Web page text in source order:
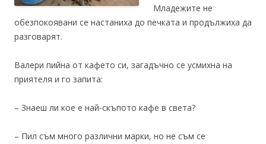
Младежите не
обезпокоявани се настаниха до печката и продължиха да
разговарят.
Валери пийна от кафето си, загадъчно се усмихна на
приятеля и го запита:
– Знаеш ли кое е най-скъпото кафе в света?
– Пил съм много различни марки, но не съм се